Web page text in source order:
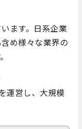
ます。日系企業
め様々な業界の
運営し、大規模